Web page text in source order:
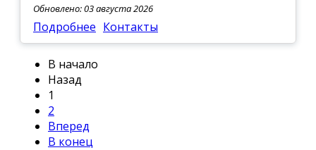
Обновлено: 03 августа 2026
Подробнее Контакты
В начало
Назад
1
2
Вперед
В конец